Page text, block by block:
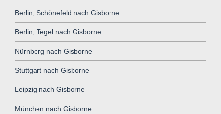
Berlin, Schönefeld nach Gisborne
Berlin, Tegel nach Gisborne
Nürnberg nach Gisborne
Stuttgart nach Gisborne
Leipzig nach Gisborne
München nach Gisborne